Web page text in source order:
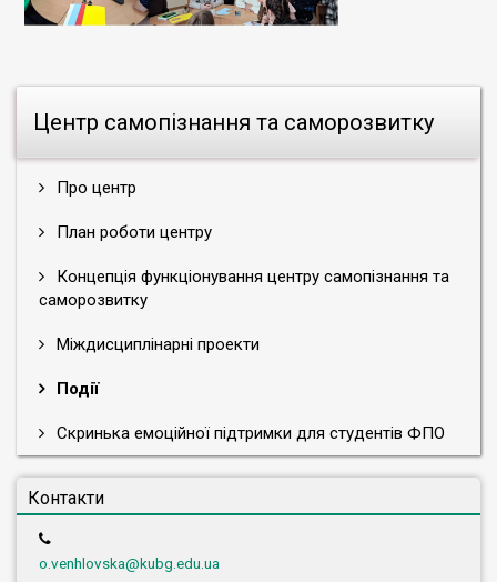
Центр самопізнання та саморозвитку
Про центр
План роботи центру
Концепція функціонування центру самопізнання та
саморозвитку
Міждисциплінарні проекти
Події
Скринька емоційної підтримки для студентів ФПО
Контакти
o.venhlovska@kubg.edu.ua